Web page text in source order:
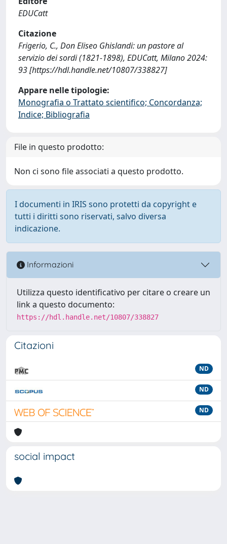
EDUCatt
Citazione
Frigerio, C., Don Eliseo Ghislandi: un pastore al
servizio dei sordi (1821-1898), EDUCatt, Milano 2024:
93 [https://hdl.handle.net/10807/338827]
Appare nelle tipologie:
Monografia o Trattato scientifico; Concordanza;
Indice; Bibliografia
File in questo prodotto:
Non ci sono file associati a questo prodotto.
I documenti in IRIS sono protetti da copyright e
tutti i diritti sono riservati, salvo diversa
indicazione.
Informazioni
Utilizza questo identificativo per citare o creare un
link a questo documento:
https://hdl.handle.net/10807/338827
Citazioni
ND
ND
ND
social impact